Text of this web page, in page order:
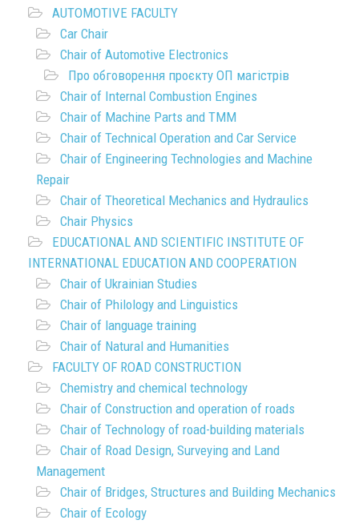
AUTOMOTIVE FACULTY
Car Chair
Chair of Automotive Electronics
Про обговорення проєкту ОП магістрів
Chair of Internal Combustion Engines
Chair of Machine Parts and TMM
Chair of Technical Operation and Car Service
Chair of Engineering Technologies and Machine
Repair
Chair of Theoretical Mechanics and Hydraulics
Chair Physics
EDUCATIONAL AND SCIENTIFIC INSTITUTE OF
INTERNATIONAL EDUCATION AND COOPERATION
Chair of Ukrainian Studies
Chair of Philology and Linguistics
Chair of language training
Chair of Natural and Humanities
FACULTY OF ROAD CONSTRUCTION
Chemistry and chemical technology
Chair of Construction and operation of roads
Chair of Technology of road-building materials
Chair of Road Design, Surveying and Land
Management
Chair of Bridges, Structures and Building Mechanics
Chair of Ecology